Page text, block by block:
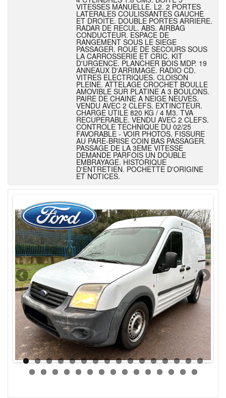
VITESSES MANUELLE. L2. 2 PORTES
LATERALES COULISSANTES GAUCHE
ET DROITE. DOUBLE PORTES ARRIERE.
RADAR DE RECUL. ABS. AIRBAG
CONDUCTEUR. ESPACE DE
RANGEMENT SOUS LE SIEGE
PASSAGER. ROUE DE SECOURS SOUS
LA CARROSSERIE ET CRIC. KIT
D'URGENCE. PLANCHER BOIS MDP. 19
ANNEAUX D'ARRIMAGE. RADIO CD.
VITRES ELECTRIQUES. CLOISON
PLEINE. ATTELAGE CROCHET BOULLE
AMOVIBLE SUR PLATINE A 3 BOULONS.
PAIRE DE CHAINE A NEIGE NEUVES.
VENDU AVEC 2 CLEFS. EXTINCTEUR.
CHARGE UTILE 820 KG / 4 M3. TVA
RECUPERABLE. VENDU AVEC 2 CLEFS.
CONTROLE TECHNIQUE DU 02/25
FAVORABLE - VOIR PHOTOS. FISSURE
AU PARE-BRISE COIN BAS PASSAGER.
PASSAGE DE LA 3EME VITESSE
DEMANDE PARFOIS UN DOUBLE
EMBRAYAGE. HISTORIQUE
D'ENTRETIEN. POCHETTE D'ORIGINE
ET NOTICES.